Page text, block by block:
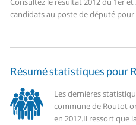
candidats au poste de député
Résumé statistiques pour
Les dernières
commune de Routot
en 2012.Il ressort que